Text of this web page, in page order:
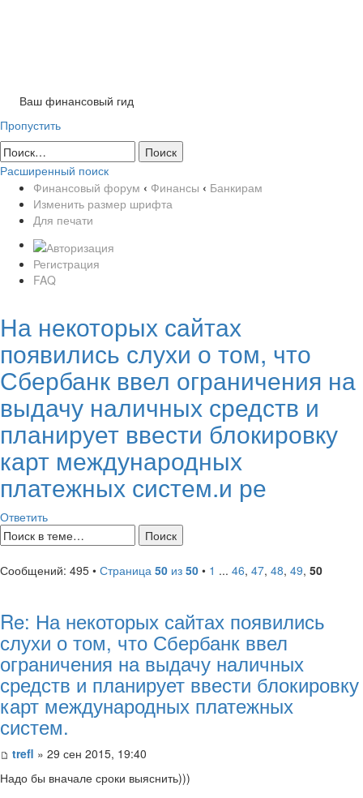
Ваш финансовый гид
Пропустить
Расширенный поиск
Финансовый форум ‹ Финансы ‹ Банкирам
Изменить размер шрифта
Для печати
Регистрация
FAQ
На некоторых сайтах
появились слухи о том, что
Сбербанк ввел ограничения на
выдачу наличных средств и
планирует ввести блокировку
карт международных
платежных систем.и ре
Ответить
Сообщений: 495 • Страница 50 из 50 • 1 ... 46, 47, 48, 49, 50
Re: На некоторых сайтах появились
слухи о том, что Сбербанк ввел
ограничения на выдачу наличных
средств и планирует ввести блокировку
карт международных платежных
систем.
trefl » 29 сен 2015, 19:40
Надо бы вначале сроки выяснить)))